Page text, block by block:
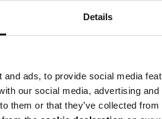
Details
ads, to provide social media
our social media, advertising
them or that they’ve collected
tipo MVR 5000
tasa de producción
g (según
ha elegido un
garantizada